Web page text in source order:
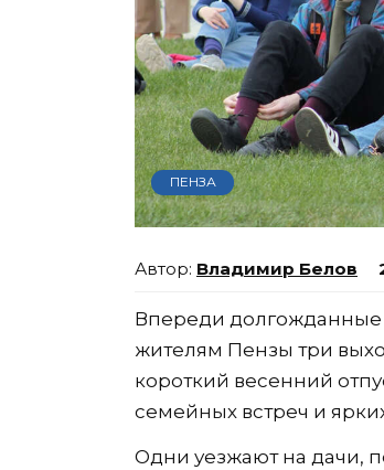
ПЕНЗА
Владимир Белов
Впереди долгожданные
жителям Пензы три
короткий весенний
семейных встреч и
Одни уезжают на дачи,